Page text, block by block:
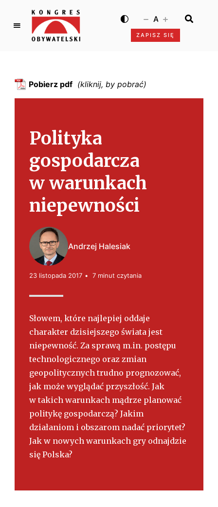
K
g
O
b
w
a
t
e
l
k
ZAPISZ SIĘ
A
Pobierz pdf
Polityka
gospodarcza
w warunkach
niepewności
Andrzej Halesiak
23 listopada 2017 7 minut czytania
Słowem, które najlepiej oddaje
charakter dzisiejszego świata jest
niepewność. Za sprawą m.in. postępu
technologicznego oraz zmian
geopolitycznych trudno prognozować,
jak może wyglądać przyszłość. Jak
w takich warunkach mądrze planować
politykę gospodarczą? Jakim
działaniom i obszarom nadać priorytet?
Jak w nowych warunkach gry odnajdzie
się Polska?